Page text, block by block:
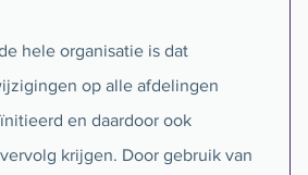
hele organisatie is dat
op alle afdelingen
en daardoor ook
krijgen. Door gebruik van